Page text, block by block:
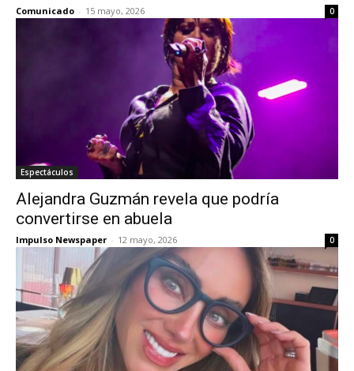
Comunicado - 15 mayo, 2026 0
Espectáculos
Alejandra Guzmán revela que podría
convertirse en abuela
Impulso Newspaper - 12 mayo, 2026 0